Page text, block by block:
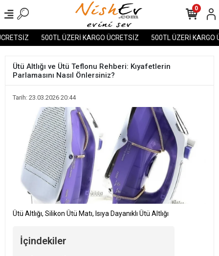
500TL ÜZERİ KARGO ÜCRETSİZ 500TL ÜZERİ KARGO
0
Ütü Altlığı ve Ütü Teflonu Rehberi: Kıyafetlerin
Parlamasını Nasıl Önlersiniz?
Tarih: 23.03.2026 20:44
Ütü Altlığı, Silikon Ütü Matı, Isıya Dayanıklı Ütü Altlığı
İçindekiler